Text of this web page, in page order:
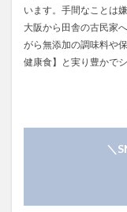
います。手間なことは
大阪から田舎の古民家
がら無添加の調味料や
健康食】と実り豊かで
＼